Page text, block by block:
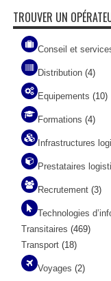
TROUVER UN
Conseil et
Distribution(4)
Equipements (10)
Formations (4)
Infrastructures
Prestataires
Recrutement(3)
Technologies
Transitaires (469)
Transport(18)
Voyages (2)